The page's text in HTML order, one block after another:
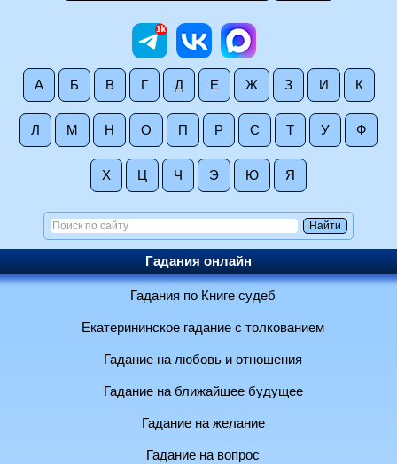
А Б В Г Д Е Ж З И К
Л М Н О П Р С Т У Ф
Х Ц Ч Э Ю Я
Гадания онлайн
Гадания по Книге судеб
Екатерининское гадание с толкованием
Гадание на любовь и отношения
Гадание на ближайшее будущее
Гадание на желание
Гадание на вопрос